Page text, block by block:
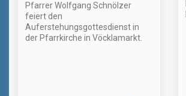
Pfarrer Wolfgang Schnölzer
feiert den
Auferstehungsgottesdienst in
der Pfarrkirche in Vöcklamarkt.